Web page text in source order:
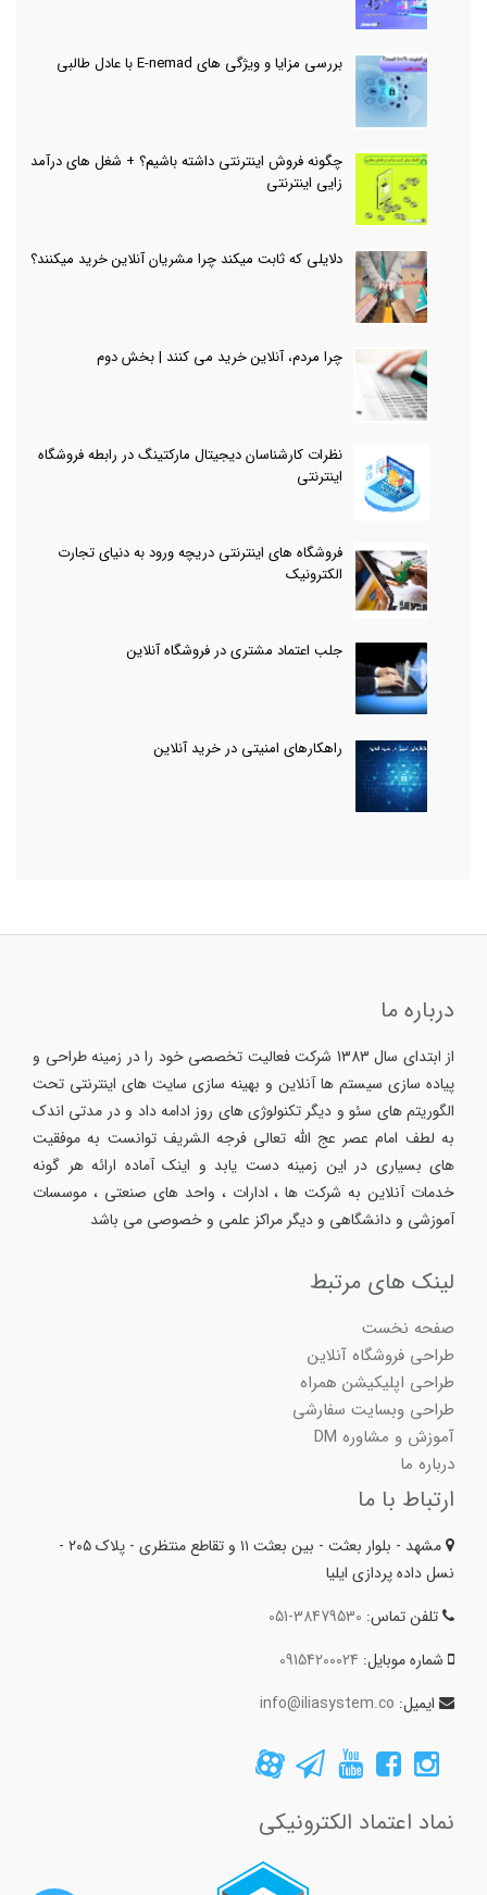
بررسی مزایا و ویژگی های E-nemad با عادل طالبی
چگونه فروش اینترنتی داشته باشیم؟ + شغل های درآمد
زایی اینترنتی
دلایلی که ثابت میکند چرا مشریان آنلاین خرید میکنند؟
چرا مردم، آنلاین خرید می کنند | بخش دوم
نظرات کارشناسان دیجیتال مارکتینگ در رابطه فروشگاه
اینترنتی
فروشگاه های اینترنتی دریچه ورود به دنیای تجارت
الکترونیک
جلب اعتماد مشتری در فروشگاه آنلاین
راهکارهای امنیتی در خرید آنلاین
درباره ما
از ابتدای سال 1383 شرکت فعالیت تخصصی خود را در زمینه طراحی و
پیاده سازی سیستم ها آنلاین و بهینه سازی سایت های اینترنتی تحت
الگوریتم های سئو و دیگر تکنولوژی های روز ادامه داد و در مدتی اندک
به لطف امام عصر عج الله تعالی فرجه الشریف توانست به موفقیت
های بسیاری در این زمینه دست یابد و اینک آماده ارائه هر گونه
خدمات آنلاین به شرکت ها ، ادارات ، واحد های صنعتی ، موسسات
آموزشی و دانشگاهی و دیگر مراکز علمی و خصوصی می باشد
لینک های مرتبط
صفحه نخست
طراحی فروشگاه آنلاین
طراحی اپلیکیشن همراه
طراحی وبسایت سفارشی
آموزش و مشاوره DM
درباره ما
ارتباط با ما
مشهد - بلوار بعثت - بین بعثت ۱۱ و تقاطع منتظری - پلاک ۲۰۵ -
نسل داده پردازی ایلیا
تلفن تماس: 051-38479530
شماره موبایل: 09154200024
ایمیل: info@iliasystem.co
نماد اعتماد الکترونیکی